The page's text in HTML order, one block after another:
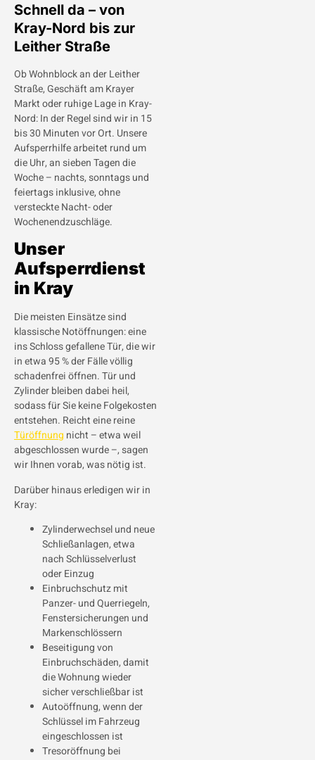
Schnell da – von
Kray-Nord bis zur
Leither Straße
Ob Wohnblock an der Leither
Straße, Geschäft am Krayer
Markt oder ruhige Lage in Kray-
Nord: In der Regel sind wir in 15
bis 30 Minuten vor Ort. Unsere
Aufsperrhilfe arbeitet rund um
die Uhr, an sieben Tagen die
Woche – nachts, sonntags und
feiertags inklusive, ohne
versteckte Nacht- oder
Wochenendzuschläge.
Unser
Aufsperrdienst
in Kray
Die meisten Einsätze sind
klassische Notöffnungen: eine
ins Schloss gefallene Tür, die wir
in etwa 95 % der Fälle völlig
schadenfrei öffnen. Tür und
Zylinder bleiben dabei heil,
sodass für Sie keine Folgekosten
entstehen. Reicht eine reine
Türöffnung nicht – etwa weil
abgeschlossen wurde –, sagen
wir Ihnen vorab, was nötig ist.
Darüber hinaus erledigen wir in
Kray:
Zylinderwechsel und neue
Schließanlagen, etwa
nach Schlüsselverlust
oder Einzug
Einbruchschutz mit
Panzer- und Querriegeln,
Fenstersicherungen und
Markenschlössern
Beseitigung von
Einbruchschäden, damit
die Wohnung wieder
sicher verschließbar ist
Autoöffnung, wenn der
Schlüssel im Fahrzeug
eingeschlossen ist
Tresoröffnung bei